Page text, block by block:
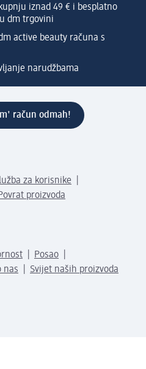
kupnju iznad 49 € i besplatno
dm trgovini
active beauty računa s
narudžbama
račun odmah!
za korisnike
proizvoda
Posao
nas Svijet naših proizvoda